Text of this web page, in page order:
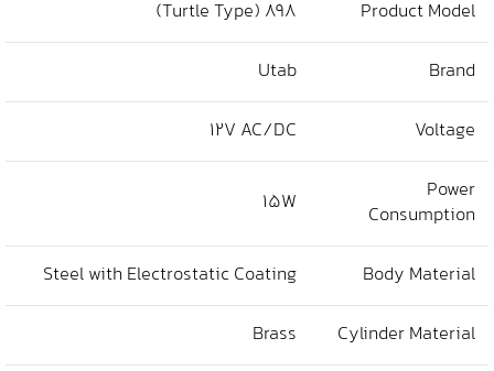
Product Model
898 (Turtle Type)
Brand
Utab
Voltage
12V AC/DC
Power
Consumption
15W
Body Material
Steel with Electrostatic Coating
Cylinder Material
Brass